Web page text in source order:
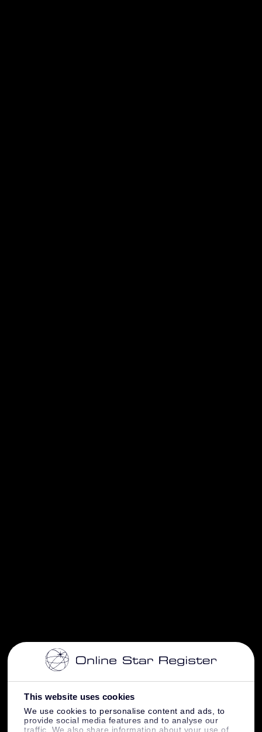
This website uses cookies
We use cookies to personalise content and ads, to
provide social media features and to analyse our
traffic. We also share information about your use of